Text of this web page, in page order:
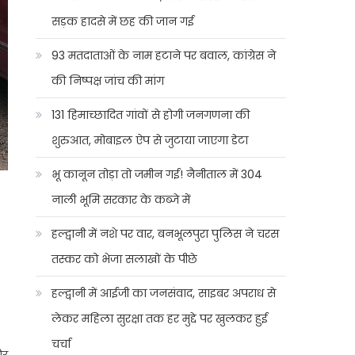
सड़क हादसे में छह की जान गई
93 मतदाताओं के नाम हटाने पर बवाल, कांग्रेस ने
की निष्पक्ष जांच की मांग
131 हिमाच्छादित गांवों से होगी जनगणना की
शुरुआत, मोबाइल ऐप से जुटाया जाएगा डेटा
भू कानून तोड़ा तो जमीन गई! नैनीताल में 304
नाली भूमि सरकार के कब्जे में
हल्द्वानी में नशे पर वार, बनभूलपुरा पुलिस ने चरस
तस्कर को भेजा सलाखों के पीछे
हल्द्वानी में आईजी का जनसंवाद, साइबर अपराध से
लेकर महिला सुरक्षा तक हर मुद्दे पर खुलकर हुई
चर्चा